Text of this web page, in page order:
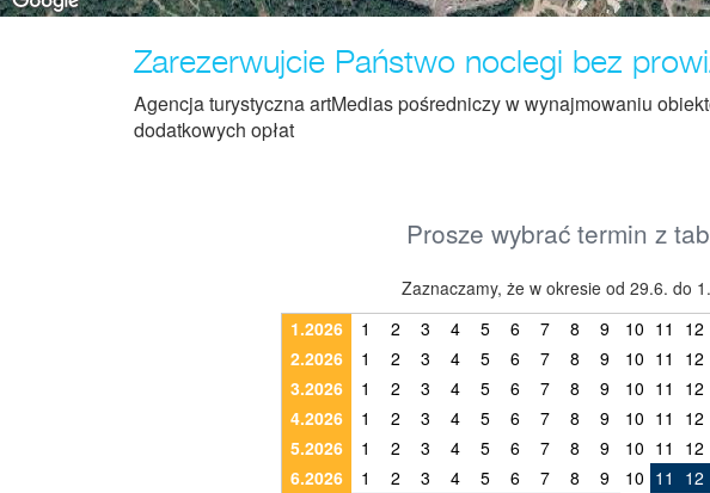
Zarezerwujcie Państwo noclegi bez
Agencja turystyczna artMedias pośredniczy w wynajmowaniu
dodatkowych opłat
Prosze wybrać termin z
Zaznaczamy, że w okresie od 29.6. do
1.2026
1 2 3 4 5 6 7 8 9 10 11 12
2.2026
1 2 3 4 5 6 7 8 9 10 11 12
3.2026
1 2 3 4 5 6 7 8 9 10 11 12
4.2026
1 2 3 4 5 6 7 8 9 10 11 12
5.2026
1 2 3 4 5 6 7 8 9 10 11 12
6.2026
1 2 3 4 5 6 7 8 9 10 11 12